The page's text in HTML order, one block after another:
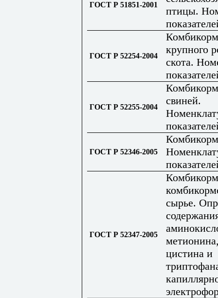
ГОСТ Р 51851-2001
птицы.
ГОСТ Р 52254-2004
крупного
скота.
ГОСТ Р 52255-2004
свиней.
ГОСТ Р 52346-2005
ГОСТ Р 52347-2005
сырье.
цистина и